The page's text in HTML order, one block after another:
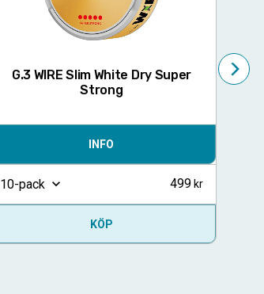
G.3 WIRE Slim White Dry Super
Strong
INFO
10-pack 499
KÖP